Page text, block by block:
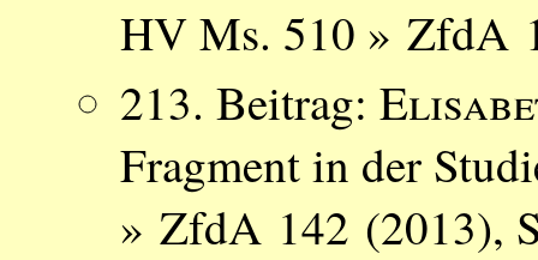
HV Ms. 510 » ZfdA
213. Beitrag:
Fragment in der
» ZfdA 142 (2013),